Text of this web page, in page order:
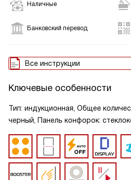
Наличные
Банковский перевод
Все инструкции
Ключевые особенности
Тип: индукционная, Общее
черный, Панель конфорок: